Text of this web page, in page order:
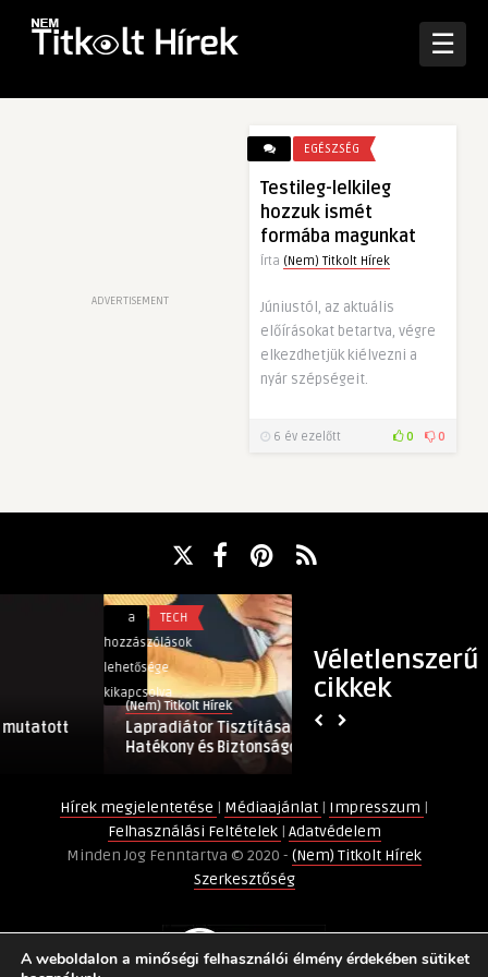
☰
ADVERTISEMENT
EGÉSZSÉG
Testileg-lelkileg
hozzuk ismét
formába magunkat
Írta (Nem) Titkolt Hírek
Júniustól, az aktuális
előírásokat betartva, végre
elkezdhetjük kiélvezni a
nyár szépségeit.
6 év ezelőtt 0 0
Véletlenszerű
cikkek
Lapradiátor
Tisztítása:
Tippek
Hatékony
bejegyzéshez
hozzászólások
lehetősége
kikapcsolva
TECH
(Nem) Titkolt Hírek
Lapradiátor Tisztítása: Tippek a
Hatékony és Biztonságos Tis ...
tippek
lehetősége
kikapcsolva
Hírek megjelentetése | Médiaajánlat | Impresszum |
Felhasználási Feltételek | Adatvédelem
Minden Jog Fenntartva © 2020 - (Nem) Titkolt Hírek
Szerkesztőség
A weboldalon a minőségi felhasználói élmény érdekében sütiket